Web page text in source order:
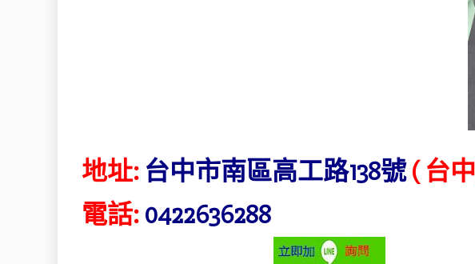
地址: 台中市南區高工路138號( 台
電話: 0422636288